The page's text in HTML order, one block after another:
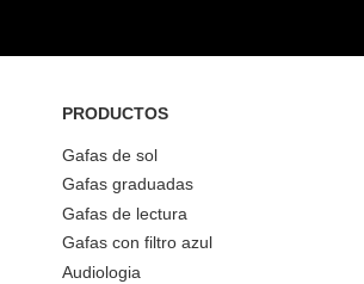
PRODUCTOS
Gafas de sol
Gafas graduadas
Gafas de lectura
Gafas con filtro azul
Audiologia